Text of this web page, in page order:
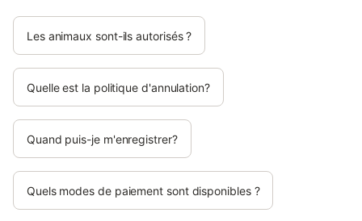
Les animaux sont-ils autorisés ?
Quelle est la politique d'annulation?
Quand puis-je m'enregistrer?
Quels modes de paiement sont disponibles ?